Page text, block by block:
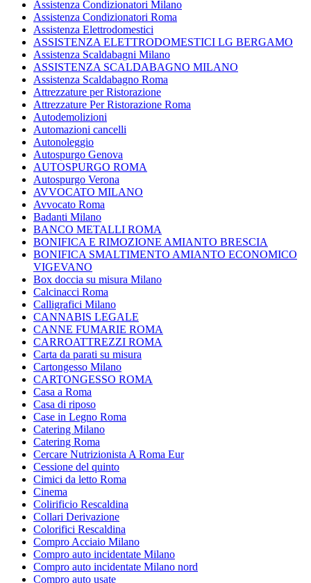
Assistenza Condizionatori Milano
Assistenza Condizionatori Roma
Assistenza Elettrodomestici
ASSISTENZA ELETTRODOMESTICI LG BERGAMO
Assistenza Scaldabagni Milano
ASSISTENZA SCALDABAGNO MILANO
Assistenza Scaldabagno Roma
Attrezzature per Ristorazione
Attrezzature Per Ristorazione Roma
Autodemolizioni
Automazioni cancelli
Autonoleggio
Autospurgo Genova
AUTOSPURGO ROMA
Autospurgo Verona
AVVOCATO MILANO
Avvocato Roma
Badanti Milano
BANCO METALLI ROMA
BONIFICA E RIMOZIONE AMIANTO BRESCIA
BONIFICA SMALTIMENTO AMIANTO ECONOMICO
VIGEVANO
Box doccia su misura Milano
Calcinacci Roma
Calligrafici Milano
CANNABIS LEGALE
CANNE FUMARIE ROMA
CARROATTREZZI ROMA
Carta da parati su misura
Cartongesso Milano
CARTONGESSO ROMA
Casa a Roma
Casa di riposo
Case in Legno Roma
Catering Milano
Catering Roma
Cercare Nutrizionista A Roma Eur
Cessione del quinto
Cimici da letto Roma
Cinema
Colirificio Rescaldina
Collari Derivazione
Colorifici Rescaldina
Compro Acciaio Milano
Compro auto incidentate Milano
Compro auto incidentate Milano nord
Compro auto usate